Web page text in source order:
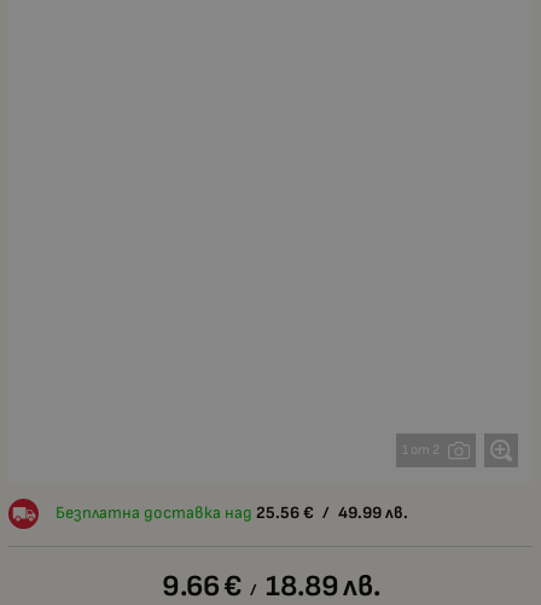
1 от 2
Безплатна доставка над 25.56 € / 49.99 лв.
9.66€ / 18.89лв.